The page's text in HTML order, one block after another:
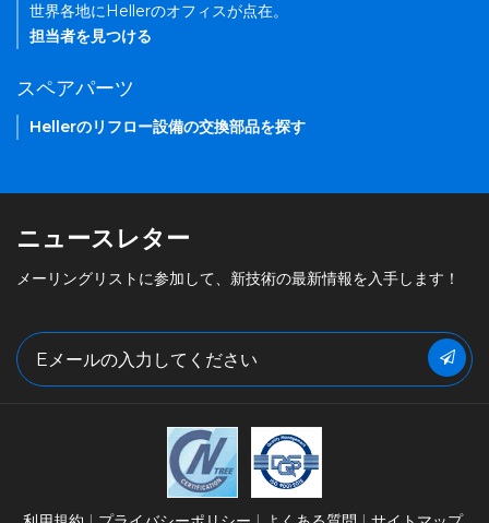
世界各地にHellerのオフィスが点在。
担当者を見つける
スペアパーツ
Hellerのリフロー設備の交換部品を探す
ニュースレター
メーリングリストに参加して、新技術の最新情報を入手します！